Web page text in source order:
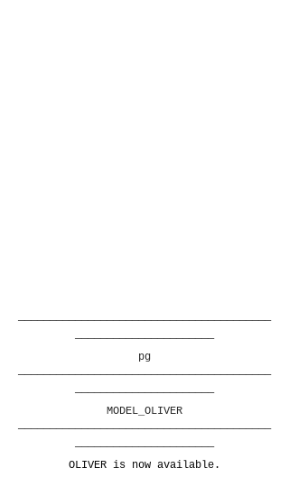
————————————————————————————————————————
——————————————————————
pg
————————————————————————————————————————
——————————————————————
MODEL_OLIVER
————————————————————————————————————————
——————————————————————
OLIVER is now available.